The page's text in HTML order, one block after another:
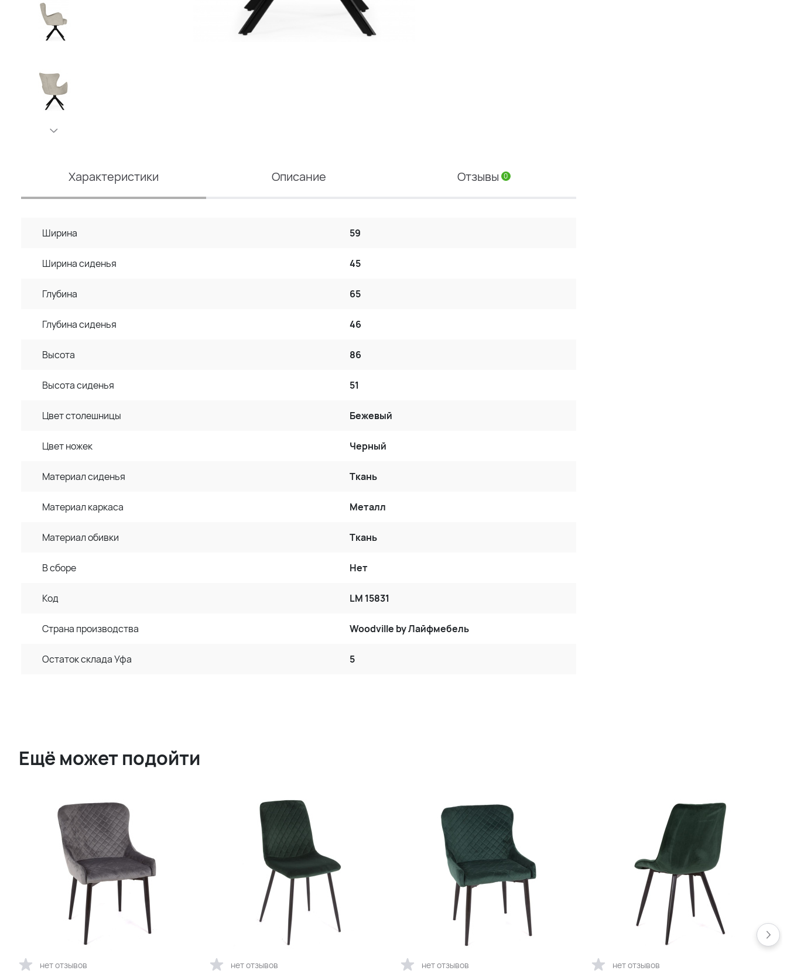
Характеристики Описание Отзывы 0
Ширина 59
Ширина сиденья 45
Глубина 65
Глубина сиденья 46
Высота 86
Высота сиденья 51
Цвет столешницы Бежевый
Цвет ножек Черный
Материал сиденья Ткань
Материал каркаса Металл
Материал обивки Ткань
В сборе Нет
Код LM 15831
Страна производства Woodville by Лайфмебель
Остаток склада Уфа 5
Ещё может подойти
нет отзывов нет отзывов нет отзывов нет отзывов